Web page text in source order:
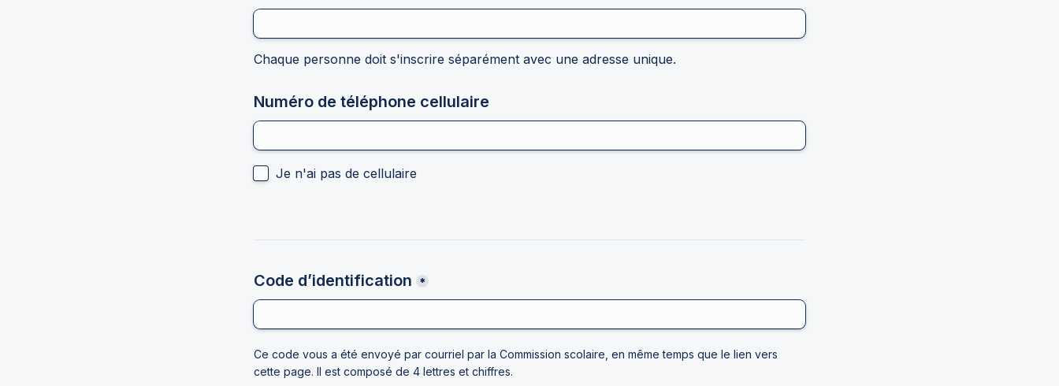
Chaque personne doit s'inscrire séparément avec une adresse unique.
Numéro de téléphone cellulaire
Untitled checkboxes field
Je n'ai pas de cellulaire
Code d’identification *
Ce code vous a été envoyé par courriel par la Commission scolaire, en même temps que le lien vers
cette page. Il est composé de 4 lettres et chiffres.